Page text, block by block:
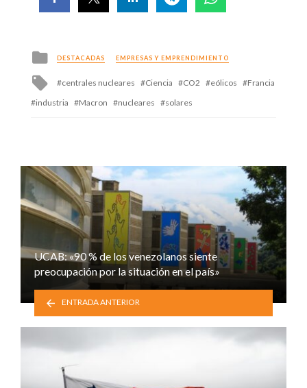
Posted
in
DESTACADAS EMPRESAS Y EMPRENDIMIENTO
Tagged
centrales nucleares Ciencia CO2 eólicos
Francia
industria
Macron nucleares solares
UCAB: «90 % de los venezolanos siente
preocupación por la situación en el país»
ENTRADA ANTERIOR